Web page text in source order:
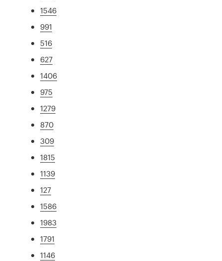
1546
991
516
627
1406
975
1279
870
309
1815
1139
127
1586
1983
1791
1146